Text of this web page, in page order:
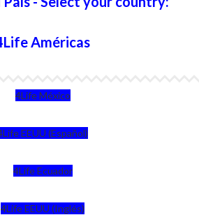
Américas
4Life México
EEUU (Español)
4Life Ecuador
4Life EEUU (Inglés)